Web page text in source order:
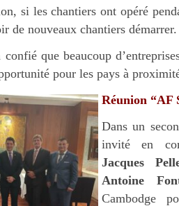
si les chantiers ont opéré
de nouveaux chantiers démarrer.
que beaucoup
pour les pays à
Réunion “AF
Dans un
invité en
Jacques
Antoine
Cambodge